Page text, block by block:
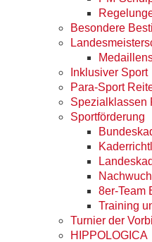
Besondere
Inklusiver Sport
Para-Sport
Spezialklassen
Sportförderung
8er-Team
Training
Turnier der
HIPPOLOGICA